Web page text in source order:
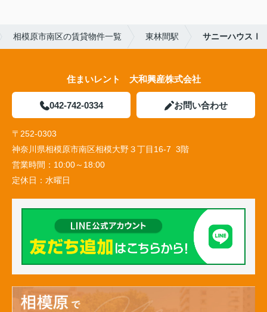
相模原市南区の賃貸物件一覧 東林間駅 サニーハウスⅠ
住まいレント 大和興産株式会社
042-742-0334 お問い合わせ
〒252-0303
神奈川県相模原市南区相模大野３丁目16-7 3階
営業時間： 10:00～18:00
定休日： 水曜日